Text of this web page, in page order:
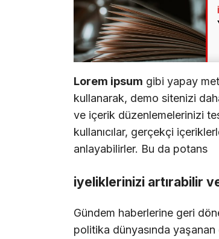
Lorem ipsum gibi yapay
kullanarak, demo sitenizi
ve içerik düzenlemelerinizi
kullanıcılar, gerçekçi
anlayabilirler. Bu da potans
iyeliklerinizi artırabilir
Gündem haberlerine geri
politika dünyasında